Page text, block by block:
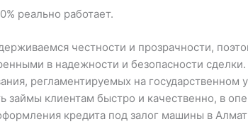
реально работает.
честности и прозрачности,
в надежности и безопасности
регламентируемых на государственном
займы клиентам быстро и качественно, в
кредита под залог машины в